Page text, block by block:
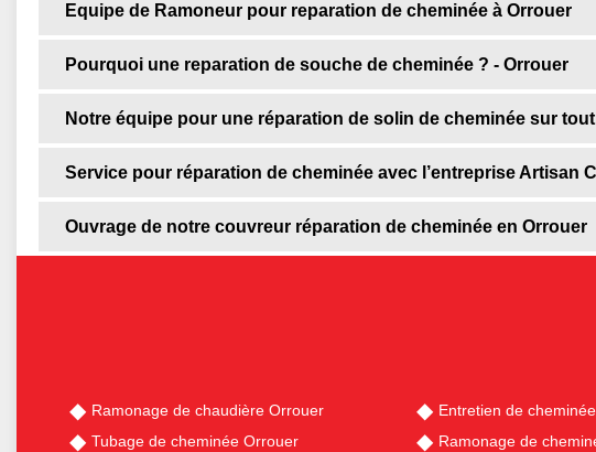
Equipe de Ramoneur pour reparation de cheminée à Orrouer
Pourquoi une reparation de souche de cheminée ? - Orrouer
Notre équipe pour une réparation de solin de cheminée sur tout
Service pour réparation de cheminée avec l’entreprise Artisan
Ouvrage de notre couvreur réparation de cheminée en Orrouer
Ramonage de chaudière Orrouer
Tubage de cheminée Orrouer
Entretien de
Ramonage de